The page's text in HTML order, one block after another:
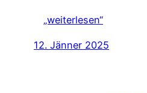
„weiterlesen“
12. Jänner 2025